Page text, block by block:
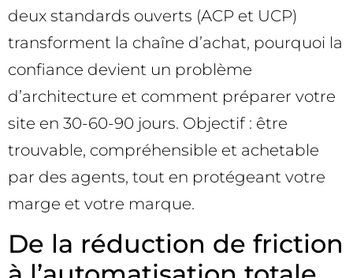
deux standards ouverts (ACP et UCP)
transforment la chaîne d’achat, pourquoi la
confiance devient un problème
d’architecture et comment préparer votre
site en 30-60-90 jours. Objectif : être
trouvable, compréhensible et achetable
par des agents, tout en protégeant votre
marge et votre marque.
De la réduction de friction